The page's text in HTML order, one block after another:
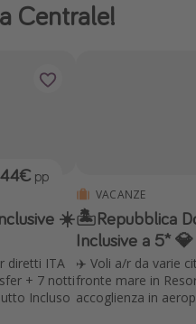
Centrale!
☀️
diretti ITA
+ 7 notti
Incluso
pp
VACANZE
🏝️Repubblica
Inclusive a 5*
✈️ Voli a/r da varie
fronte mare in
accoglienza in